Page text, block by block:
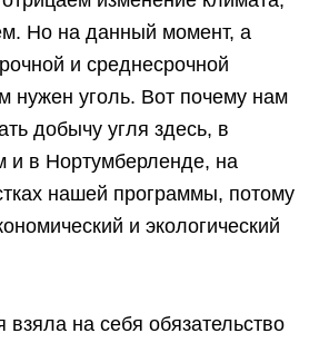
Но на данный момент, а
и среднесрочной
нужен уголь. Вот почему нам
добычу угля здесь, в
и в Нортумберленде, на
нашей программы, потому
и экологический
взяла на себя обязательство